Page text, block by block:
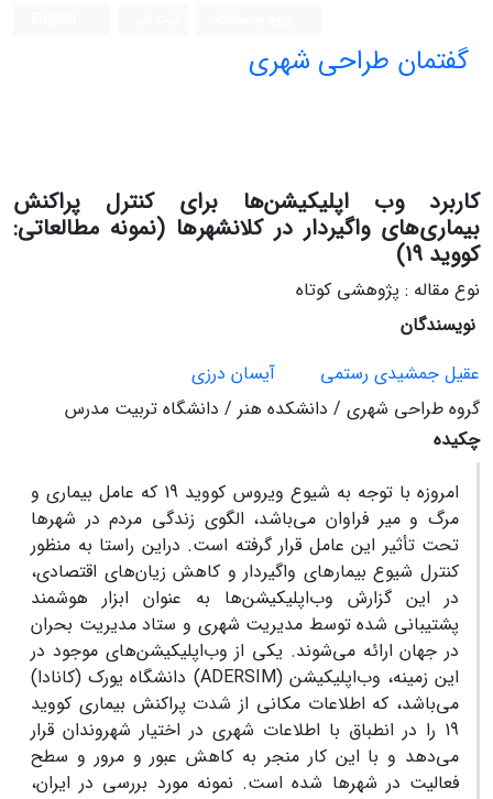
گفتمان طراحی شهری
کاربرد وب اپلیکیشن‌ها برای کنترل پراکنش
بیماری‌‌های واگیردار در کلانشهرها (نمونه مطالعاتی:
کووید 19)
نوع مقاله : پژوهشی کوتاه
نویسندگان
عقیل جمشیدی رستمی
آیسان درزی
گروه طراحی شهری / دانشکده هنر / دانشگاه تربیت مدرس
چکیده
امروزه با توجه به شیوع ویروس کووید 19 که عامل بیماری و
مرگ و میر فراوان می‌باشد، الگوی زندگی مردم در شهرها
تحت تأثیر این عامل قرار گرفته است. دراین راستا به منظور
کنترل شیوع بیمارهای واگیردار و کاهش زیان‌های اقتصادی،
در این گزارش وب‌اپلیکیشن‌ها به عنوان ابزار هوشمند
پشتیبانی شده توسط مدیریت شهری و ستاد مدیریت بحران
در جهان ارائه می‌شوند. یکی از وب‌اپلیکیشن‌های موجود در
این زمینه، وب‌اپلیکیشن (ADERSIM) دانشگاه یورک (کانادا)
می‌باشد، که اطلاعات مکانی از شدت پراکنش بیماری کووید
19 را در انطباق با اطلاعات شهری در اختیار شهروندان قرار
می‌دهد و با این کار منجر به کاهش عبور و مرور و سطح
فعالیت در شهرها شده است. نمونه مورد بررسی در ایران،